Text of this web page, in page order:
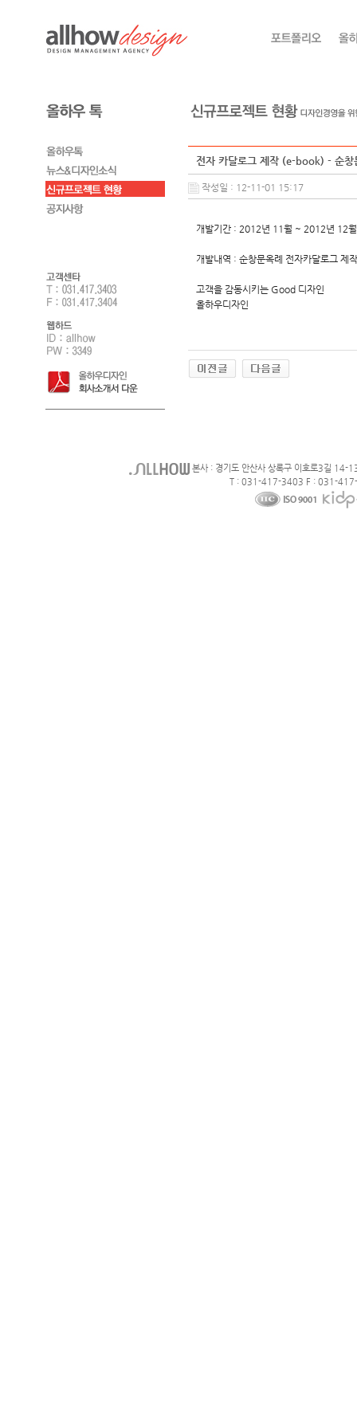
전자 카달로그 제작 (e-book) - 순창
작성일 : 12-11-01 15:17
개발기간 : 2012년 11월 ~ 2012년 12월
개발내역 : 순창문옥례 전자카달로그 제작
고객을 감동시키는 Good 디자인
올하우디자인
본사 : 경기도 안산사 상록구 이호로3길 14-
T : 031-417-3403 F : 031-